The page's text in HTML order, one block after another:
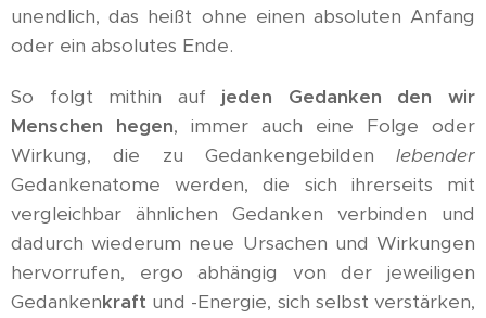
unendlich, das heißt ohne einen absoluten Anfang
oder ein absolutes Ende.
So folgt mithin auf jeden Gedanken den wir
Menschen hegen, immer auch eine Folge oder
Wirkung, die zu Gedankengebilden lebender
Gedankenatome werden, die sich ihrerseits mit
vergleichbar ähnlichen Gedanken verbinden und
dadurch wiederum neue Ursachen und Wirkungen
hervorrufen, ergo abhängig von der jeweiligen
Gedankenkraft und -Energie, sich selbst verstärken,